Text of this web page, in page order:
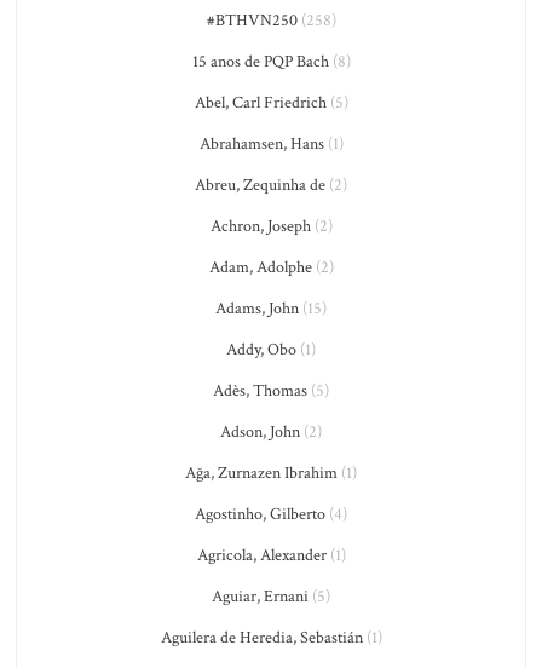
#BTHVN250(258)
15 anos de PQP Bach(8)
Abel, Carl Friedrich(5)
Abrahamsen, Hans(1)
Abreu, Zequinha de (2)
Achron, Joseph(2)
Adam, Adolphe(2)
Adams, John (15)
Addy, Obo (1)
Adès, Thomas (5)
Adson, John (2)
Ağa, Zurnazen Ibrahim (1)
Agostinho, Gilberto (4)
Agricola, Alexander(1)
Aguiar, Ernani (5)
Aguilera de Heredia, Sebastián(1)